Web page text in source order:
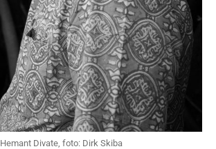
Hemant Divate, foto: Dirk Skiba